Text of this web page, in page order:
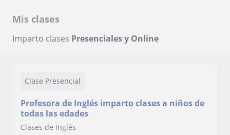
Mis clases
Imparto clases Presenciales y Online
Clase Presencial
Profesora de Inglés imparto clases a niños de
todas las edades
Clases de Inglés